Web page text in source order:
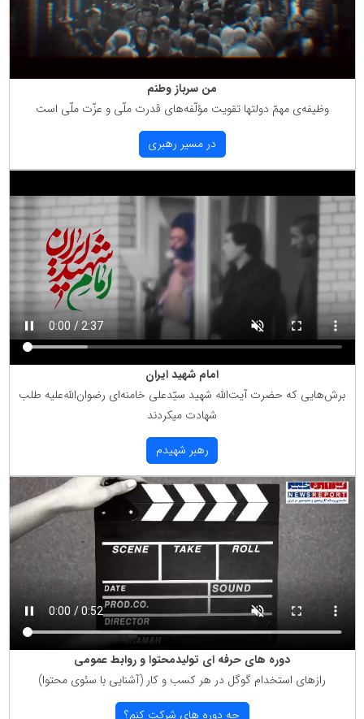
من سرباز وطنم
وظیفه‌ی مهمّ دولتها تقویت مؤلّفه‌های قدرت ملّی و عزّت ملّی است
در مسیر رهبری
امام شهید ایران
برش‌هایی كه حضرت آیت‌الله شهید سیّدعلی خامنه‌ای رضوان‌الله‌علیه طلب
شهادت میكردند
رهبر شهیدم
دوره های حرفه ای تولیدمحتوا و روابط عمومی
رازهای استخدام گوگل در هر كسب و كار (آشنایی با سئوی محتوا)
چه دوره های شركت كنم؟